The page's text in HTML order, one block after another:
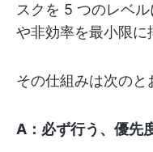
スクを 5 つのレベ
や非効率を最小限に
その仕組みは次のと
A：必ず行う、優先